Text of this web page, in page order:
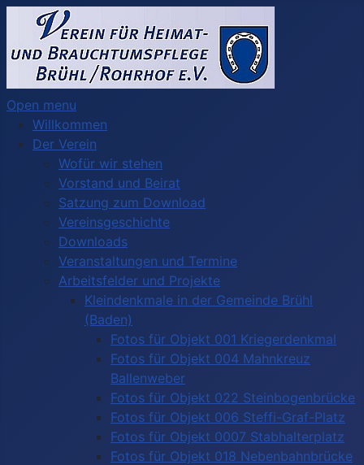
Open menu
Willkommen
Der Verein
Wofür wir stehen
Vorstand und Beirat
Satzung zum Download
Vereinsgeschichte
Downloads
Veranstaltungen und Termine
Arbeitsfelder und Projekte
Kleindenkmale in der Gemeinde Brühl
(Baden)
Fotos für Objekt 001 Kriegerdenkmal
Fotos für Objekt 004 Mahnkreuz
Ballenweber
Fotos für Objekt 022 Steinbogenbrücke
Fotos für Objekt 006 Steffi-Graf-Platz
Fotos für Objekt 0007 Stabhalterplatz
Fotos für Objekt 018 Nebenbahnbrücke